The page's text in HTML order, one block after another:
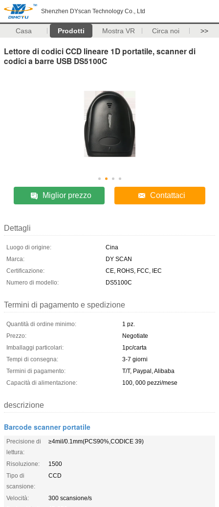
Shenzhen DYscan Technology Co., Ltd
Casa Prodotti Mostra VR Circa noi >>
Lettore di codici CCD lineare 1D portatile, scanner di
codici a barre USB DS5100C
Miglior prezzo Contattaci
Dettagli
Luogo di origine:
Cina
Marca:
DY SCAN
Certificazione:
CE, ROHS, FCC, IEC
Numero di modello:
DS5100C
Termini di pagamento e spedizione
Quantità di ordine minimo:
1 pz.
Prezzo:
Negotiate
Imballaggi particolari:
1pc/carta
Tempi di consegna:
3-7 giorni
Termini di pagamento:
T/T, Paypal, Alibaba
Capacità di alimentazione:
100, 000 pezzi/mese
descrizione
Barcode scanner portatile
Precisione di
lettura:
≥4mil/0.1mm(PCS90%,CODICE 39)
Risoluzione:
1500
Tipo di
scansione:
CCD
Velocità:
300 scansione/s